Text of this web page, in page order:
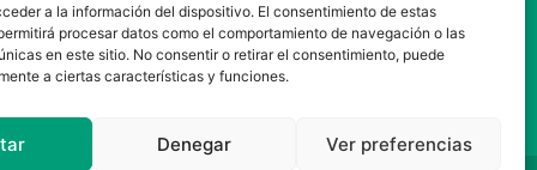
a la información del dispositivo. El consentimiento de estas
procesar datos como el comportamiento de navegación o las
en este sitio. No consentir o retirar el consentimiento, puede
a ciertas características y funciones.
Denegar Ver preferencias